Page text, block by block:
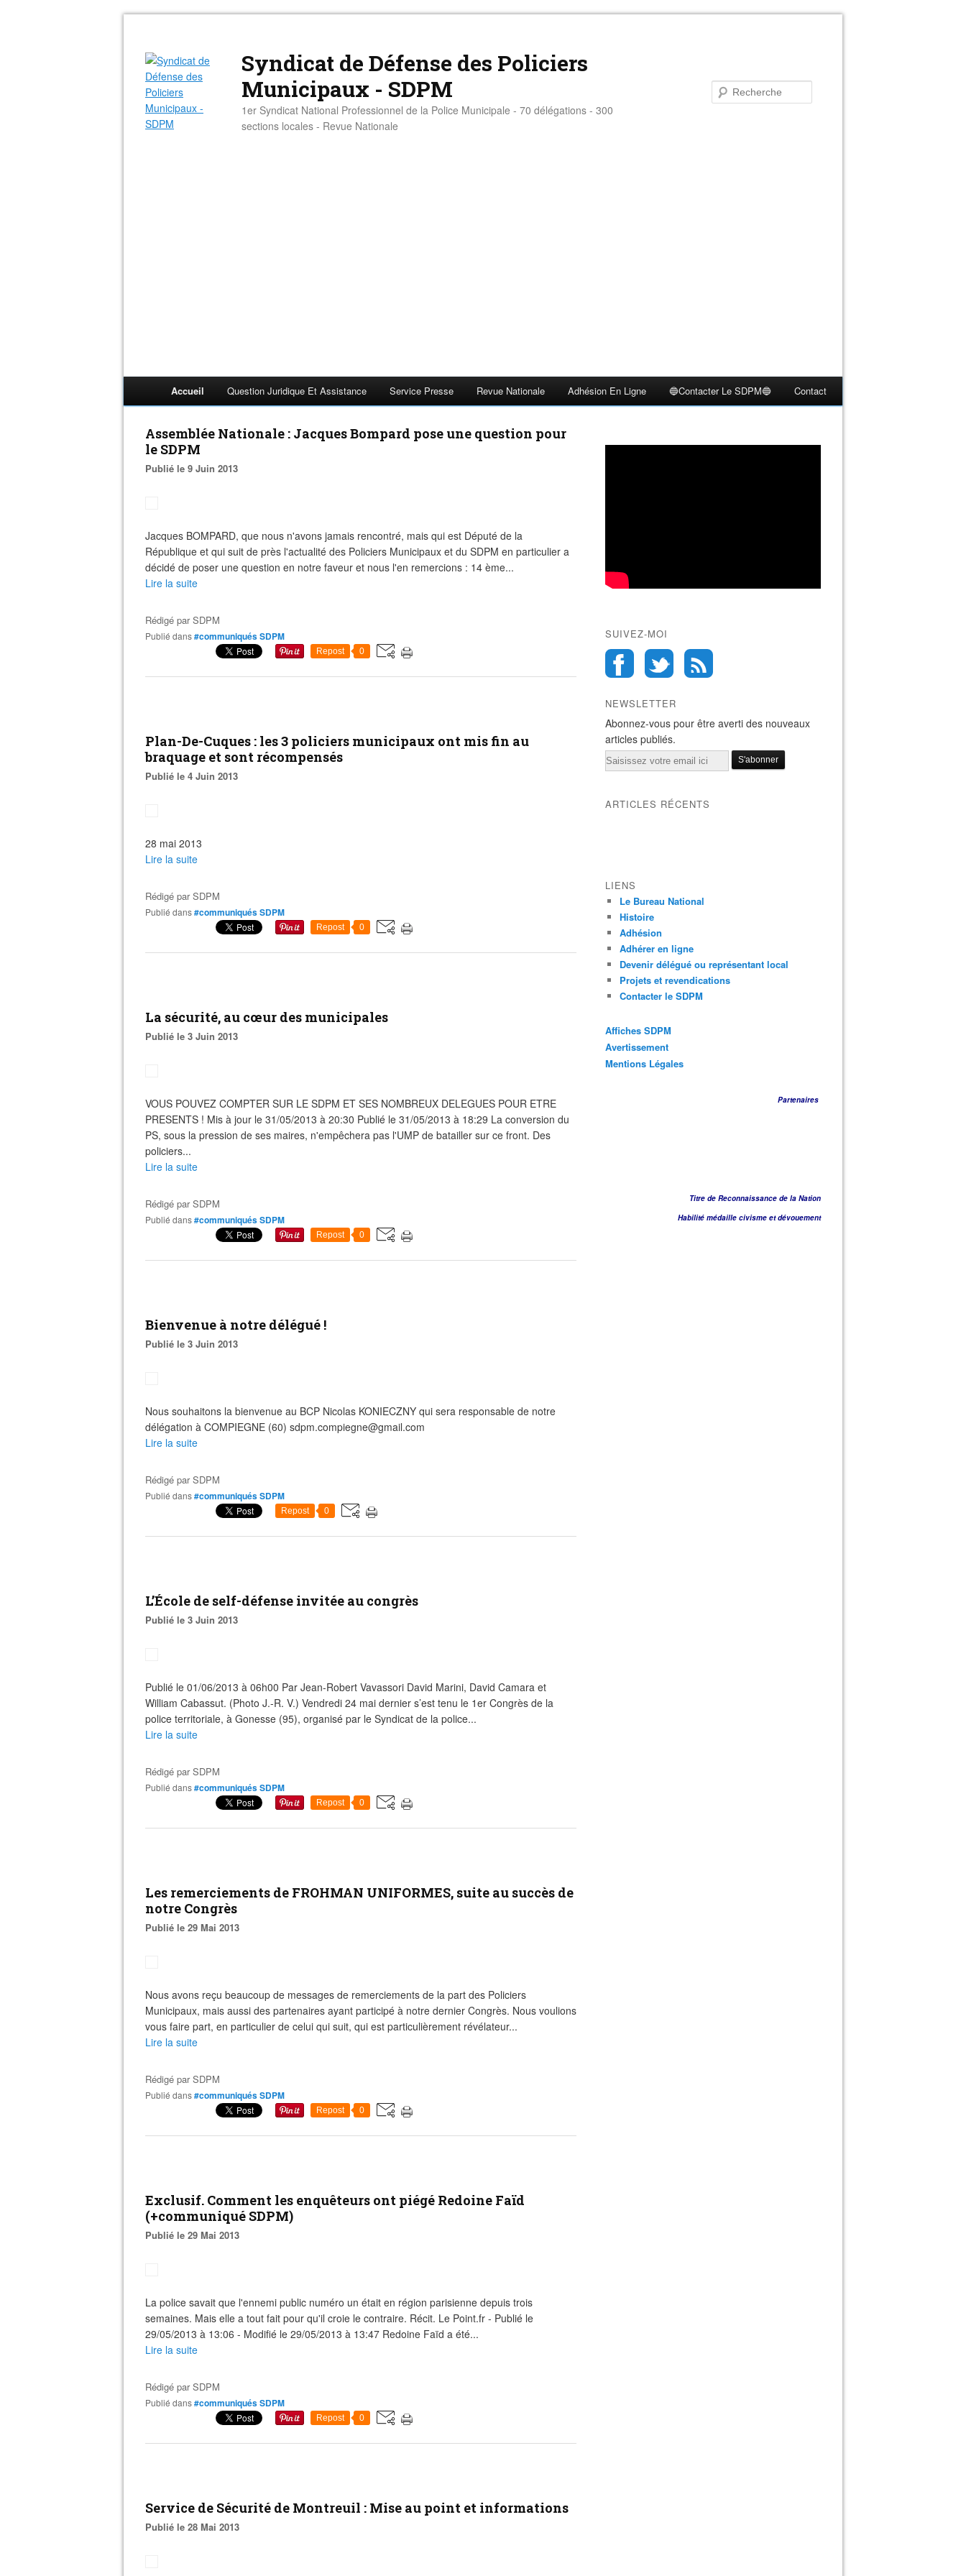
Syndicat de Défense des Policiers
Municipaux - SDPM
1er Syndicat National Professionnel de la Police Municipale - 70 délégations - 300
sections locales - Revue Nationale
Accueil Question Juridique Et Assistance Service Presse Revue Nationale Adhésion En Ligne 🔵Contacter Le SDPM🔵 Contact
Assemblée Nationale : Jacques Bompard pose une question pour
le SDPM
Publié le 9 Juin 2013
Jacques BOMPARD, que nous n'avons jamais rencontré, mais qui est Député de la
République et qui suit de près l'actualité des Policiers Municipaux et du SDPM en particulier a
décidé de poser une question en notre faveur et nous l'en remercions : 14 ème...
Lire la suite
Rédigé parSDPM
Publié dans#communiqués SDPM
Repost 0
Plan-De-Cuques : les 3 policiers municipaux ont mis fin au
braquage et sont récompensés
Publié le 4 Juin 2013
28 mai 2013
Lire la suite
Rédigé parSDPM
Publié dans#communiqués SDPM
Repost 0
La sécurité, au cœur des municipales
Publié le 3 Juin 2013
VOUS POUVEZ COMPTER SUR LE SDPM ET SES NOMBREUX DELEGUES POUR ETRE
PRESENTS ! Mis à jour le 31/05/2013 à 20:30 Publié le 31/05/2013 à 18:29 La conversion du
PS, sous la pression de ses maires, n'empêchera pas l'UMP de batailler sur ce front. Des
policiers...
Lire la suite
Rédigé parSDPM
Publié dans#communiqués SDPM
Repost 0
Bienvenue à notre délégué !
Publié le 3 Juin 2013
Nous souhaitons la bienvenue au BCP Nicolas KONIECZNY qui sera responsable de notre
délégation à COMPIEGNE (60) sdpm.compiegne@gmail.com
Lire la suite
Rédigé parSDPM
Publié dans#communiqués SDPM
Repost 0
L’École de self-défense invitée au congrès
Publié le 3 Juin 2013
Publié le 01/06/2013 à 06h00 Par Jean-Robert Vavassori David Marini, David Camara et
William Cabassut. (Photo J.-R. V.) Vendredi 24 mai dernier s’est tenu le 1er Congrès de la
police territoriale, à Gonesse (95), organisé par le Syndicat de la police...
Lire la suite
Rédigé parSDPM
Publié dans#communiqués SDPM
Repost 0
Les remerciements de FROHMAN UNIFORMES, suite au succès de
notre Congrès
Publié le 29 Mai 2013
Nous avons reçu beaucoup de messages de remerciements de la part des Policiers
Municipaux, mais aussi des partenaires ayant participé à notre dernier Congrès. Nous voulions
vous faire part, en particulier de celui qui suit, qui est particulièrement révélateur...
Lire la suite
Rédigé parSDPM
Publié dans#communiqués SDPM
Repost 0
Exclusif. Comment les enquêteurs ont piégé Redoine Faïd
(+communiqué SDPM)
Publié le 29 Mai 2013
La police savait que l'ennemi public numéro un était en région parisienne depuis trois
semaines. Mais elle a tout fait pour qu'il croie le contraire. Récit. Le Point.fr - Publié le
29/05/2013 à 13:06 - Modifié le 29/05/2013 à 13:47 Redoine Faïd a été...
Lire la suite
Rédigé parSDPM
Publié dans#communiqués SDPM
Repost 0
Service de Sécurité de Montreuil : Mise au point et informations
Publié le 28 Mai 2013
SUIVEZ-MOI
NEWSLETTER
Abonnez-vous pour être averti des nouveaux
articles publiés.
Email
ARTICLES RÉCENTS
LIENS
Le Bureau National
Histoire
Adhésion
Adhérer en ligne
Devenir délégué ou représentant local
Projets et revendications
Contacter le SDPM
Affiches SDPM
Avertissement
Mentions Légales
Partenaires
Titre de Reconnaissance de la Nation
Habilité médaille civisme et dévouement